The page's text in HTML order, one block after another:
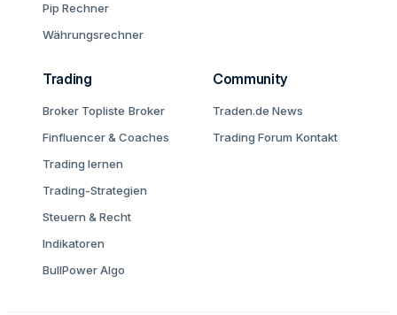
Pip Rechner
Währungsrechner
Trading
Broker Topliste Broker
Finfluencer & Coaches
Trading lernen
Trading-Strategien
Steuern & Recht
Indikatoren
BullPower Algo
Community
Traden.de News
Trading Forum Kontakt